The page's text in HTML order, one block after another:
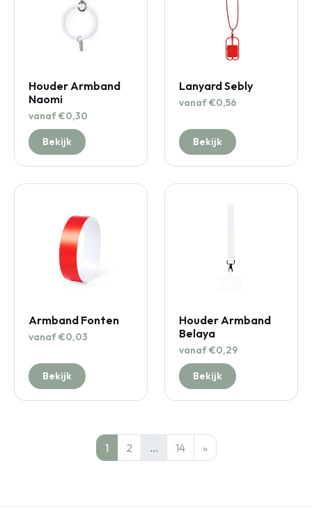
Houder Armband
Naomi
vanaf €0,30
Bekijk
Lanyard Sebly
vanaf €0,56
Bekijk
Armband Fonten
vanaf €0,03
Bekijk
Houder Armband
Belaya
vanaf €0,29
Bekijk
1 2 … 14 »